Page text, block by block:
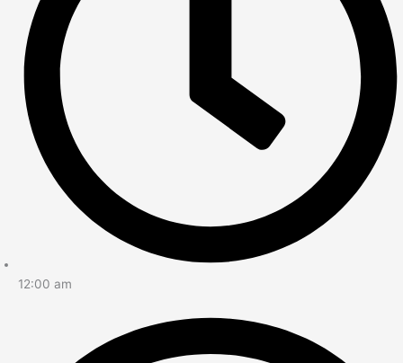
12:00 am